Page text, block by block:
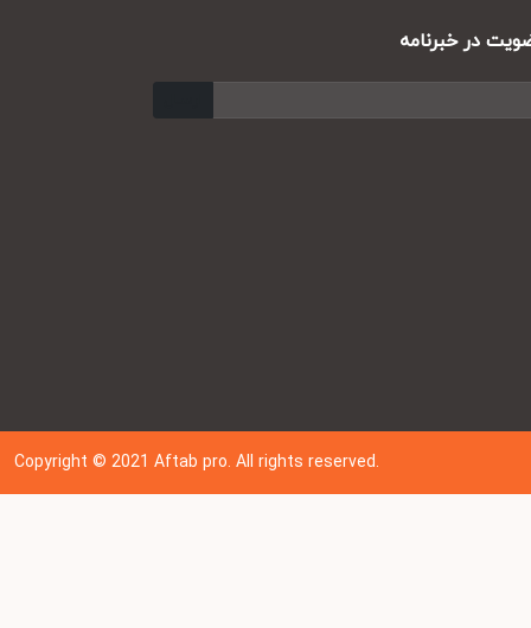
در خبرنامه
Copyright © 202 1Aftab pro. All rights reserved.